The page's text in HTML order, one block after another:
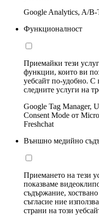
Google Analytics, A/B-
Функционалност
Приемайки тези
функции, които ви
уебсайт по-удобно. С
следните услуги на
Google Tag Manager,
Consent Mode от
Freshchat
Външно медийно
Приемането на тези
показваме
съдържание,
съгласие ние
страни на този